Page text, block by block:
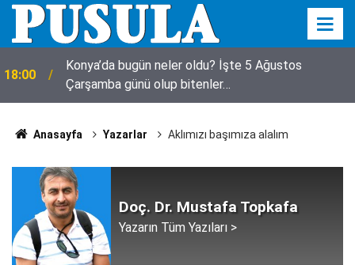
17:43
Üsküdar Belediye Başkanvekili CHP’li Sibel Tan
Çetinkaya seçildi
Anasayfa Yazarlar Aklımızı başımıza alalım
Doç. Dr. Mustafa Topkafa
Yazarın Tüm Yazıları >